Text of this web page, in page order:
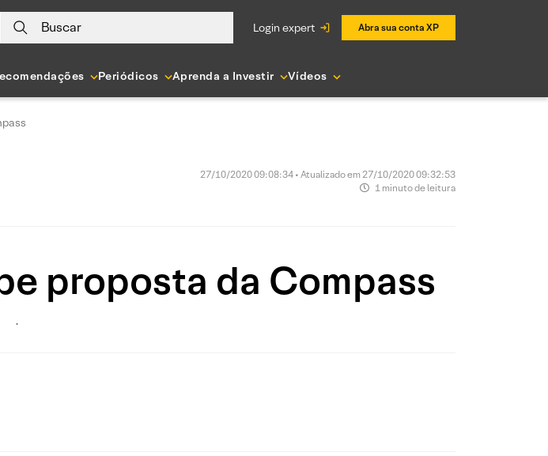
Buscar login expert Abra sua conta XP
Periódicos Aprenda a Investir Vídeos
27/10/2020 09:08:34 • Atualizado em 27/10/2020 09:32:53
1 minuto de leitura
proposta da Compass
.